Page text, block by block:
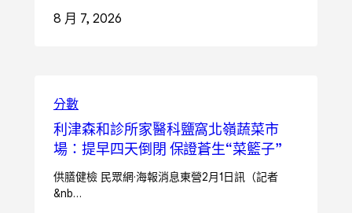
8 月 7, 2026
分數
利津森和診所家醫科鹽窩北嶺蔬菜市
場：提早四天倒閉 保證蒼生“菜籃子”
供膳健檢 民眾網·海報消息東營2月1日訊（記者
&nb…